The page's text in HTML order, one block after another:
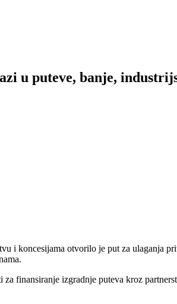
u puteve, banje,
i koncesijama otvorilo je put za ulaganja
finansiranje izgradnje puteva kroz